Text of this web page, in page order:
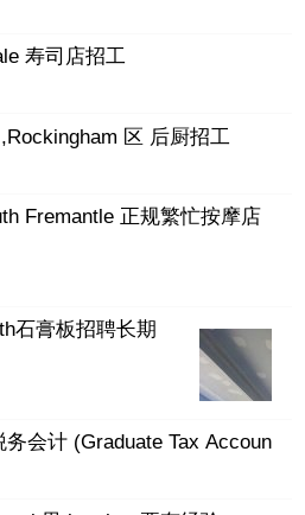
寿司店招工
区 后厨招工
Fremantle 正规繁忙按摩店
石膏板招聘长期
会计 (Graduate Tax Accoun